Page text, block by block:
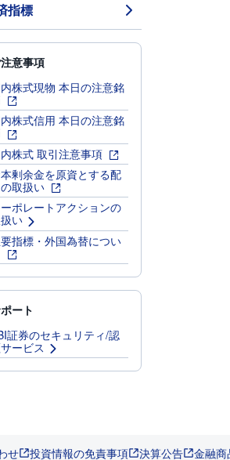
指標
意事項
株式現物 本日の注意銘
株式信用 本日の注意銘
株式 取引注意事項
剰余金を原資とする配
取扱い
ポレートアクションの
い
指標・外国為替につい
ート
証券のセキュリティ/認
ービス
せ 投資情報の免責事項 決算公告 金融